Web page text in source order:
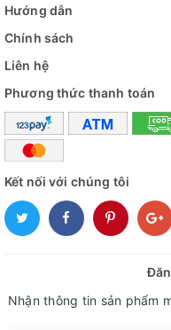
Hướng dẫn
Chính sách
Liên hệ
Phương thức thanh toán
Kết nối với chúng tôi
Nhận thông tin sản phẩm